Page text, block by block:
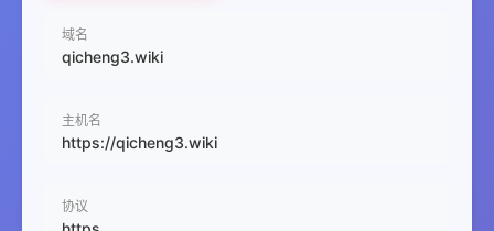
域名
qicheng3.wiki
主机名
https://qicheng3.wiki
协议